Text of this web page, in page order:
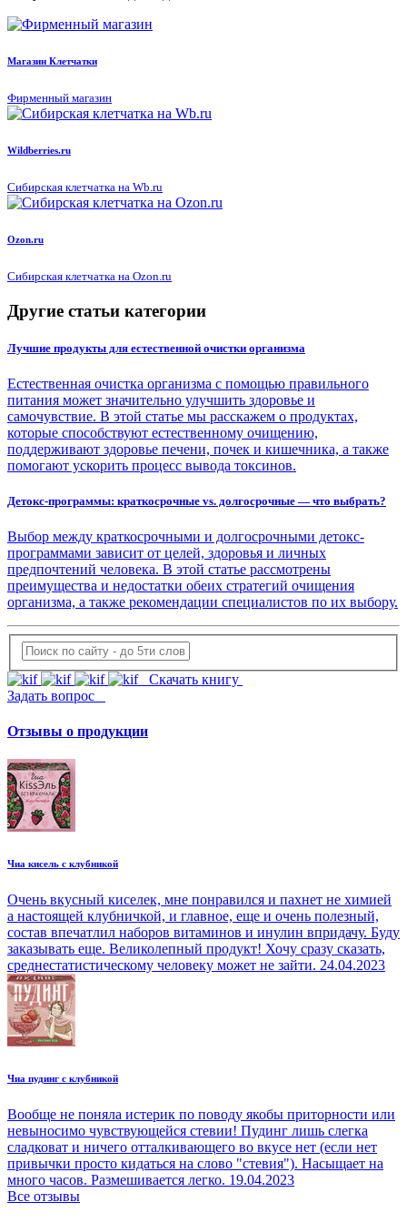
Магазин Клетчатки
Фирменный магазин
Wildberries.ru
Сибирская клетчатка на Wb.ru
Ozon.ru
Сибирская клетчатка на Ozon.ru
Другие статьи категории
Лучшие продукты для естественной очистки организма
Естественная очистка организма с помощью правильного
питания может значительно улучшить здоровье и
самочувствие. В этой статье мы расскажем о продуктах,
которые способствуют естественному очищению,
поддерживают здоровье печени, почек и кишечника, а также
помогают ускорить процесс вывода токсинов.
Детокс-программы: краткосрочные vs. долгосрочные — что выбрать?
Выбор между краткосрочными и долгосрочными детокс-
программами зависит от целей, здоровья и личных
предпочтений человека. В этой статье рассмотрены
преимущества и недостатки обеих стратегий очищения
организма, а также рекомендации специалистов по их выбору.
Скачать книгу
Задать вопрос
Отзывы о продукции
Чиа кисель с клубникой
Очень вкусный киселек, мне понравился и пахнет не химией
а настоящей клубничкой, и главное, еще и очень полезный,
состав впечатлил наборов витаминов и инулин впридачу. Буду
заказывать еще. Великолепный продукт! Хочу сразу сказать,
среднестатистическому человеку может не зайти. 24.04.2023
Чиа пудинг с клубникой
Вообще не поняла истерик по поводу якобы приторности или
невыносимо чувствующейся стевии! Пудинг лишь слегка
сладковат и ничего отталкивающего во вкусе нет (если нет
привычки просто кидаться на слово "стевия"). Насыщает на
много часов. Размешивается легко. 19.04.2023
Все отзывы